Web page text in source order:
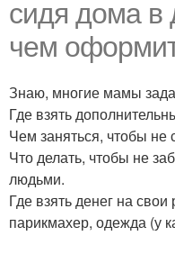
сидя дома в
чем
Знаю, многие мамы
Где взять
Чем заняться, чтобы не
Что делать, чтобы не
людьми.
Где взять денег на
парикмахер, одежда (у